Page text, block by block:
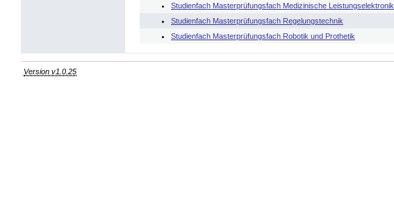
Studienfach Masterprüfungsfach Medizinische Leistungselektronik
Studienfach Masterprüfungsfach Regelungstechnik
Studienfach Masterprüfungsfach Robotik und Prothetik
Version v1.0.25